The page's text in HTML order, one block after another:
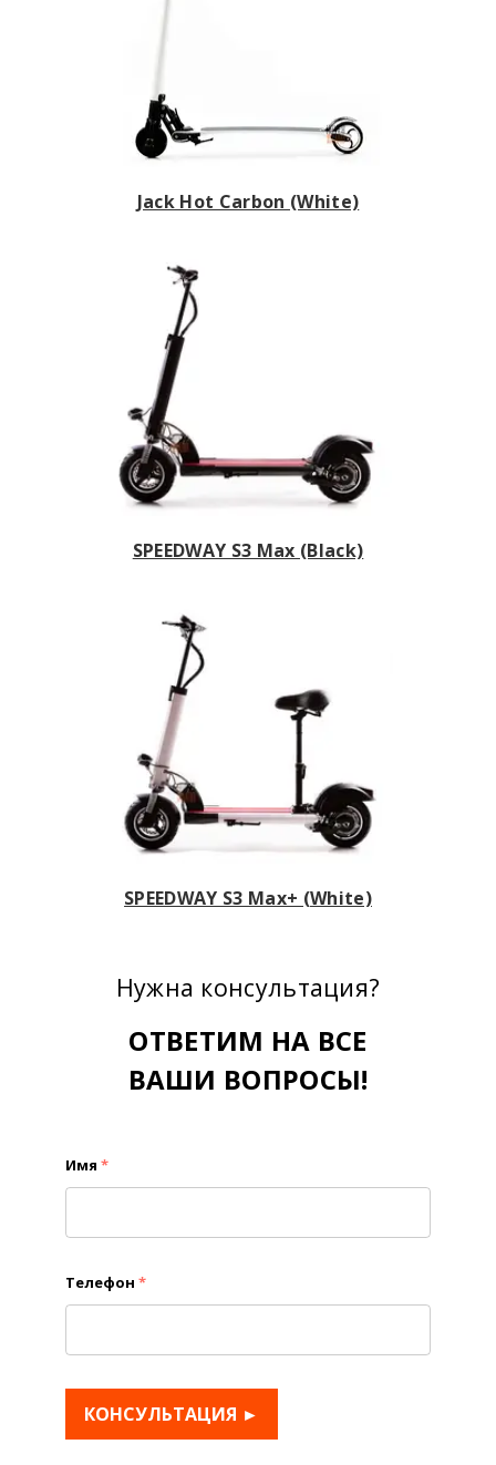
Jack Hot Carbon (White)
SPEEDWAY S3 Max (Black)
SPEEDWAY S3 Max+ (White)
Нужна консультация?
ОТВЕТИМ НА ВСЕ
ВАШИ ВОПРОСЫ!
Имя *
Телефон *
КОНСУЛЬТАЦИЯ ►